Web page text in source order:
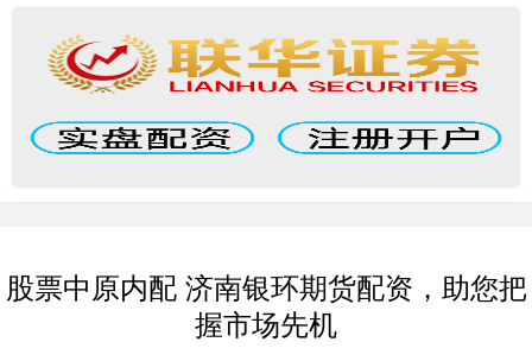
股票中原内配 济南银环期货配资，助您把
握市场先机